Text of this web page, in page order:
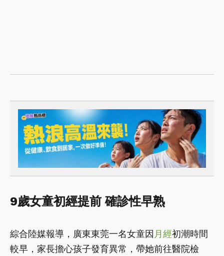
9歲女童初經提前 確診性早熟
綜合陸媒報導，廣東東莞一名女童因 月經初潮時間
較早，家長擔心孩子發育異常，帶她前往醫院檢